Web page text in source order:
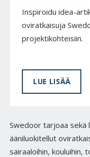
Inspiroidu idea-
oviratkaisuja
projektikohteisiin.
LUE LISÄÄ
Swedoor tarjoaa
ääniluokitellut
sairaaloihin, kouluihin,